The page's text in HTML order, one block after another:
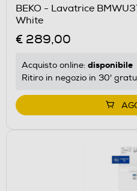
BEKO - Lavatrice
White
€ 289,00
Acquisto online: disponibile
Ritiro in negozio in 30'